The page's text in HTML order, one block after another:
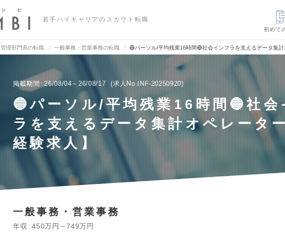
若手ハイキャリアのスカウト転職
初めて
管理部門系の転職 一般事務・営業事務の転職 🔵パーソル/平均残業16時間🔵社会インフラを支えるデータ集
掲載期間 26/08/04～26/08/17 求人No.INF-20250920
🔵パーソル/平均残業16時間🔵社会
ラを支えるデータ集計オペレータ
経験求人】
一般事務・営業事務
年収 450万円～749万円